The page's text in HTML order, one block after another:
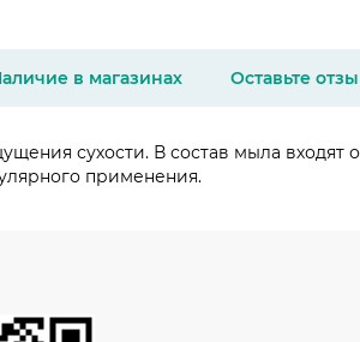
в магазинах Оставьте
сухости. В состав мыла входят
применения.